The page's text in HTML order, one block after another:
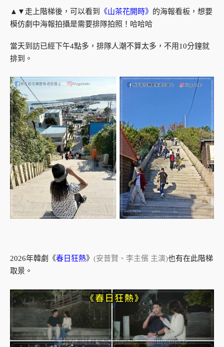
▲▼走上階梯後，可以看到 《山茶花開時》 的海報看板，想要
模仿劇中海報拍攝是需要排隊拍照！哈哈哈
當天到訪已經下午4點多，排隊人潮不算太多，不用10分鐘就
排到。
2026年韓劇《春日狂熱》 (安普賢、李主儐 主演)也有在此階梯
取景。